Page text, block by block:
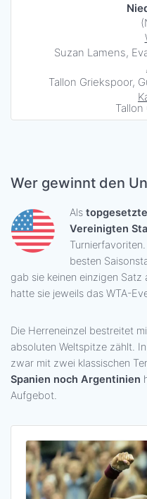
Suzan Lamens,
Tallon Griekspoor,
Wer gewinnt den
Als
Vereinigten
besten
gab sie keinen einzigen
hatte sie jeweils das WTA-
Die Herreneinzel bestreitet
absoluten Weltspitze zählt. In
zwar mit zwei klassischen
Spanien noch Argentinien
Aufgebot.